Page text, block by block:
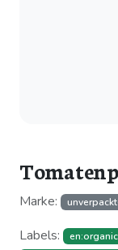
Marke:
Labels: en:organic